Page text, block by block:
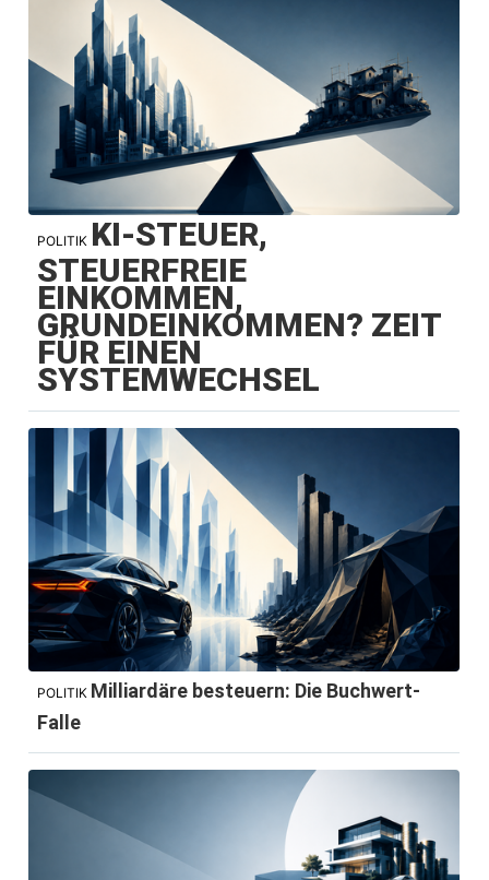
POLITIK KI-STEUER,
STEUERFREIE
EINKOMMEN,
GRUNDEINKOMMEN? ZEIT
FÜR EINEN
SYSTEMWECHSEL
POLITIK Milliardäre besteuern: Die Buchwert-
Falle